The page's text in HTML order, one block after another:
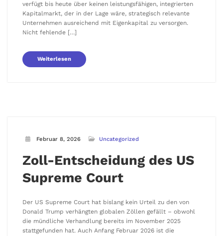
verfügt bis heute über keinen leistungsfähigen, integrierten
Kapitalmarkt, der in der Lage wäre, strategisch relevante
Unternehmen ausreichend mit Eigenkapital zu versorgen.
Nicht fehlende […]
Weiterlesen
Februar 8, 2026 Uncategorized
Zoll-Entscheidung des US
Supreme Court
Der US Supreme Court hat bislang kein Urteil zu den von
Donald Trump verhängten globalen Zöllen gefällt – obwohl
die mündliche Verhandlung bereits im November 2025
stattgefunden hat. Auch Anfang Februar 2026 ist die